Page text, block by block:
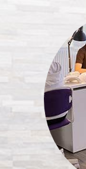
professionell